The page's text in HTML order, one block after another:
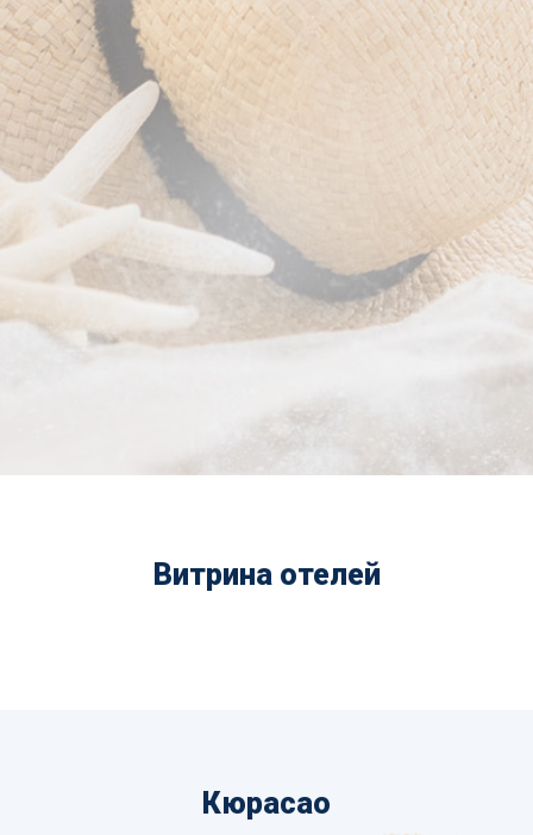
Витрина отелей
Кюрасао